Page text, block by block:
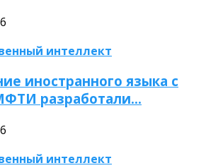
интеллект
иностранного языка с
разработали…
интеллект